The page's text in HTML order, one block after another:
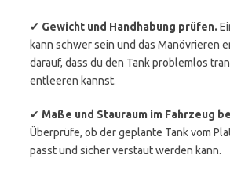
✔ Gewicht und Handhabung prüfen.
kann schwer sein und das Manövrieren
darauf, dass du den Tank problemlos
entleeren kannst.
✔ Maße und Stauraum im Fahrzeug
Überprüfe, ob der geplante Tank vom
passt und sicher verstaut werden kann.